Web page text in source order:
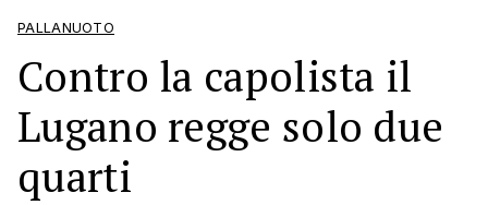
PALLANUOTO
Contro la capolista il
Lugano regge solo due
quarti